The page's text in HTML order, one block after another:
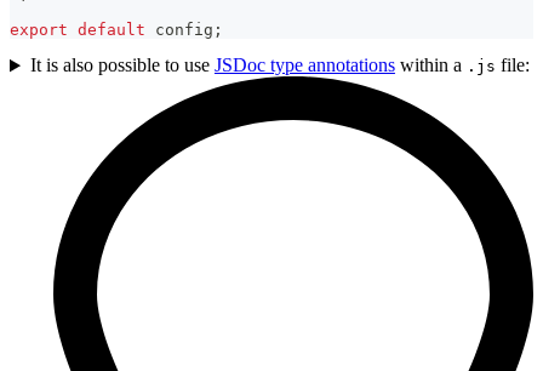
export default config ;
It is also possible to use JSDoc type annotationswithin a .js file: